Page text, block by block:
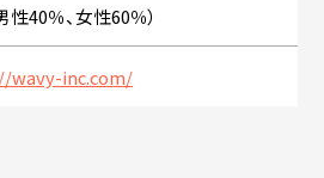
性40％、女性60％）
wavy-inc.com/